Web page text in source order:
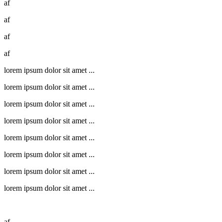
af
af
af
af
lorem ipsum dolor sit amet ...
lorem ipsum dolor sit amet ...
lorem ipsum dolor sit amet ...
lorem ipsum dolor sit amet ...
lorem ipsum dolor sit amet ...
lorem ipsum dolor sit amet ...
lorem ipsum dolor sit amet ...
lorem ipsum dolor sit amet ...